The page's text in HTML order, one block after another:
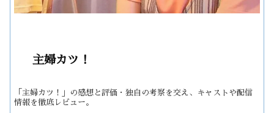
主婦カツ！
「主婦カツ！」の感想と評価・独自の考察を交え、キャストや配信
情報を徹底レビュー。